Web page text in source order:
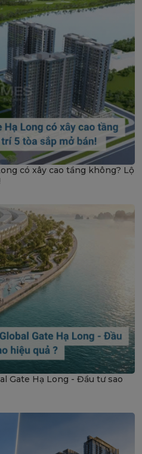
có xây cao tầng không? Lộ
Gate Hạ Long - Đầu tư sao